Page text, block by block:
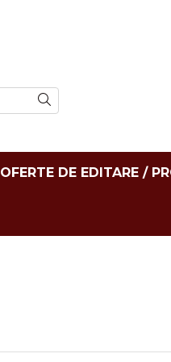
OFERTE DE EDITARE /